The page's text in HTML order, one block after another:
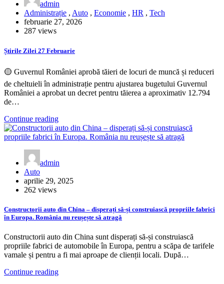
admin
Administrație , Auto , Economie , HR , Tech
februarie 27, 2026
287 views
Știrile Zilei 27 Februarie
🟡 Guvernul României aprobă tăieri de locuri de muncă și reduceri
de cheltuieli în administrație pentru ajustarea bugetului Guvernul
României a aprobat un decret pentru tăierea a aproximativ 12.794
de…
Continue reading
admin
Auto
aprilie 29, 2025
262 views
Constructorii auto din China – disperați să-și construiască propriile fabrici
în Europa. România nu reușește să atragă
Constructorii auto din China sunt disperați să-și construiască
propriile fabrici de automobile în Europa, pentru a scăpa de tarifele
vamale și pentru a fi mai aproape de clienții locali. După…
Continue reading